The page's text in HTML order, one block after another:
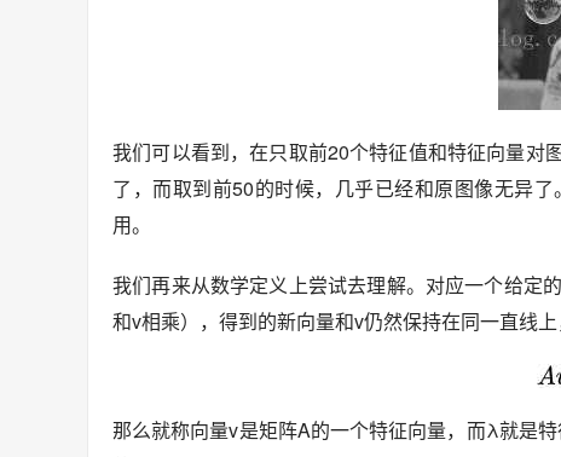
我们可以看到，在只取前20个特征值和特征向量对
了，而取到前50的时候，几乎已经和原图像无异
用。
我们再来从数学定义上尝试去理解。对应一个给定
和v相乘），得到的新向量和v仍然保持在同一直线上
那么就称向量v是矩阵A的一个特征向量，而λ就是